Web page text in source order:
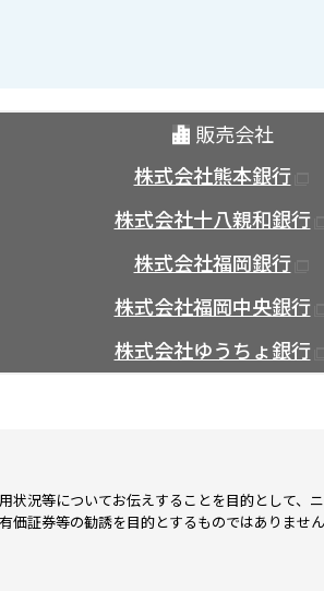
販売会社
株式会社熊本銀行
株式会社十八親和銀行
株式会社福岡銀行
株式会社福岡中央銀行
株式会社ゆうちょ銀行
状況等についてお伝えすることを目的として
証券等の勧誘を目的とするものではありません